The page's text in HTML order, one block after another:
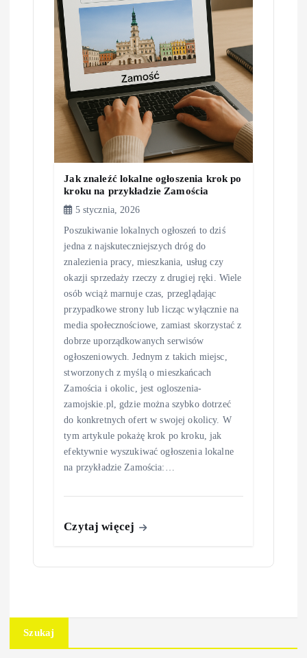
Jak znaleźć lokalne ogłoszenia krok po
kroku na przykładzie Zamościa
5 stycznia, 2026
Poszukiwanie lokalnych ogłoszeń to dziś
jedna z najskuteczniejszych dróg do
znalezienia pracy, mieszkania, usług czy
okazji sprzedaży rzeczy z drugiej ręki. Wiele
osób wciąż marnuje czas, przeglądając
przypadkowe strony lub licząc wyłącznie na
media społecznościowe, zamiast skorzystać z
dobrze uporządkowanych serwisów
ogłoszeniowych. Jednym z takich miejsc,
stworzonych z myślą o mieszkańcach
Zamościa i okolic, jest ogloszenia-
zamojskie.pl, gdzie można szybko dotrzeć
do konkretnych ofert w swojej okolicy. W
tym artykule pokażę krok po kroku, jak
efektywnie wyszukiwać ogłoszenia lokalne
na przykładzie Zamościa:…
Czytaj więcej
Szukaj